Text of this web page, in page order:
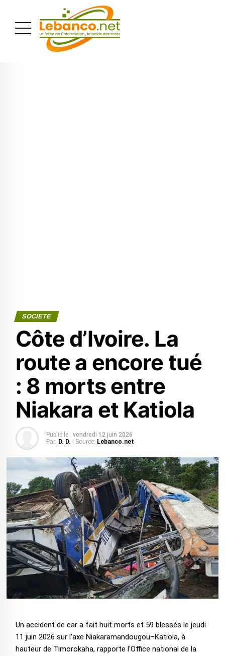
SOCIETE
Côte d’Ivoire. La
route a encore tué
: 8 morts entre
Niakara et Katiola
Publié le : vendredi 12 juin 2026
Par: D. D. | Source: Lebanco.net
Un accident de car a fait huit morts et 59 blessés le jeudi
11 juin 2026 sur l'axe Niakaramandougou–Katiola, à
hauteur de Timorokaha, rapporte l'Office national de la